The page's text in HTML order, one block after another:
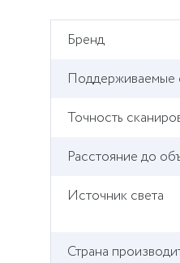
Бренд
Поддерживаемые
Точность
Расстояние до
Источник света
Страна